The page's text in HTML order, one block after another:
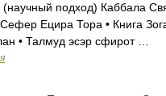
(научный подход) Каббала
Ецира Тора • Книга
• Талмуд эсэр сфирот …